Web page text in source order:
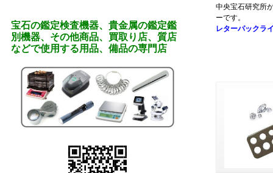
中央宝石研究所
ーです。
レターパックラ
宝石の鑑定検査機器、貴金属の鑑定鑑
別機器、その他商品、買取り店、質店
などで使用する用品、備品の専門店